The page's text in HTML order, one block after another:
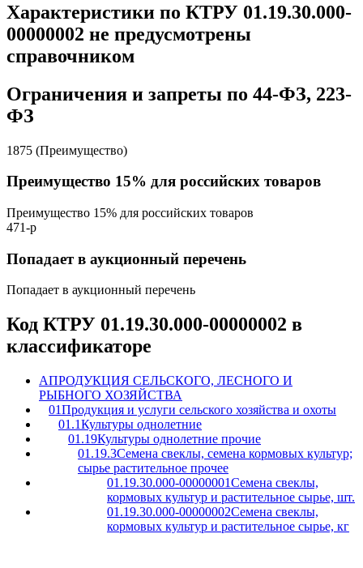
Характеристики по КТРУ 01.19.30.000-
00000002 не предусмотрены
справочником
Ограничения и запреты по 44-ФЗ, 223-
ФЗ
1875 (Преимущество)
Преимущество 15% для российских товаров
Преимущество 15% для российских товаров
471-р
Попадает в аукционный перечень
Попадает в аукционный перечень
Код КТРУ 01.19.30.000-00000002 в
классификаторе
AПРОДУКЦИЯ СЕЛЬСКОГО, ЛЕСНОГО И
РЫБНОГО ХОЗЯЙСТВА
01Продукция и услуги сельского хозяйства и охоты
01.1Культуры однолетние
01.19Культуры однолетние прочие
01.19.3Семена свеклы, семена кормовых культур;
сырье растительное прочее
01.19.30.000-00000001Семена свеклы,
кормовых культур и растительное сырье, шт.
01.19.30.000-00000002Семена свеклы,
кормовых культур и растительное сырье, кг